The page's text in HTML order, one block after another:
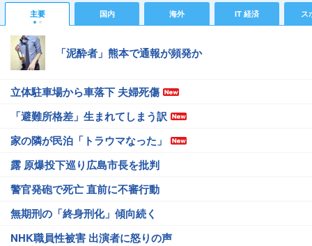
主要 国内 海外 IT 経済 ス
「泥酔者」熊本で通報が頻発か
立体駐車場から車落下 夫婦死傷
「避難所格差」生まれてしまう訳
家の隣が民泊「トラウマなった」
露 原爆投下巡り広島市長を批判
警官発砲で死亡 直前に不審行動
無期刑の「終身刑化」傾向続く
NHK職員性被害 出演者に怒りの声